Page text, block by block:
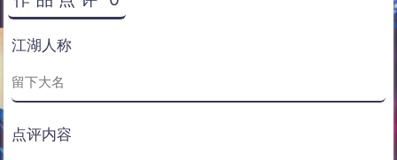
江湖人称
点评内容